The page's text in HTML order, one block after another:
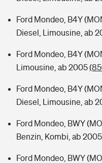
Ford Mondeo, B4Y
Diesel, Limousine, ab
Ford Mondeo, B4Y
Limousine, ab 2005
Ford Mondeo, B4Y
Diesel, Limousine, ab
Ford Mondeo, BWY
Benzin, Kombi, ab 2005
Ford Mondeo, BWY